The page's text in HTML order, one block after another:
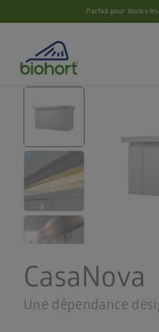
Paramètres des cookiesParfait pour toutes les
CasaNova
Une dépendance